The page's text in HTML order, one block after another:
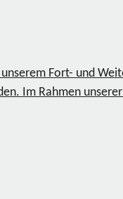
Fort- und
Im Rahmen